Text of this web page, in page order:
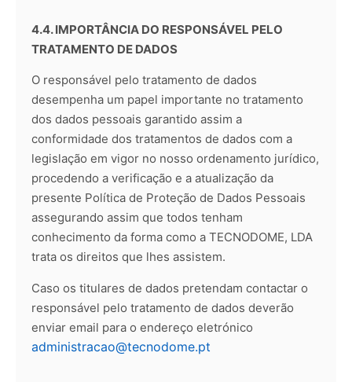
4.4. IMPORTÂNCIA DO RESPONSÁVEL PELO
TRATAMENTO DE DADOS
O responsável pelo tratamento de dados
desempenha um papel importante no tratamento
dos dados pessoais garantido assim a
conformidade dos tratamentos de dados com a
legislação em vigor no nosso ordenamento jurídico,
procedendo a verificação e a atualização da
presente Política de Proteção de Dados Pessoais
assegurando assim que todos tenham
conhecimento da forma como a TECNODOME, LDA
trata os direitos que lhes assistem.
Caso os titulares de dados pretendam contactar o
responsável pelo tratamento de dados deverão
enviar email para o endereço eletrónico
administracao@tecnodome.pt